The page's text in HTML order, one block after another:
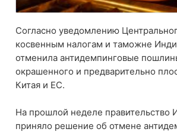
Согласно уведомлению
косвенным налогам и таможне
отменила антидемпинговые
окрашенного и предварительно
Китая и ЕС.
На прошлой неделе правительство
приняло решение об отмене